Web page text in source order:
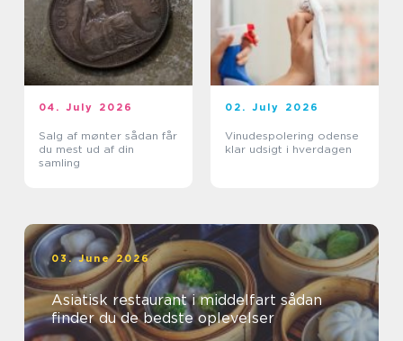
04. July 2026
Salg af mønter sådan får
du mest ud af din
samling
02. July 2026
Vinudespolering odense
klar udsigt i hverdagen
03. June 2026
Asiatisk restaurant i middelfart sådan
finder du de bedste oplevelser